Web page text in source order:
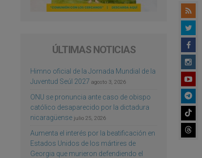
ÚLTIMAS NOTICIAS
Himno oficial de la Jornada Mundial de la
Juventud Seúl 2027 agosto 3, 2026
ONU se pronuncia ante caso de obispo
católico desaparecido por la dictadura
nicaragüense julio 25, 2026
Aumenta el interés por la beatificación en
Estados Unidos de los mártires de
Georgia que murieron defendiendo el